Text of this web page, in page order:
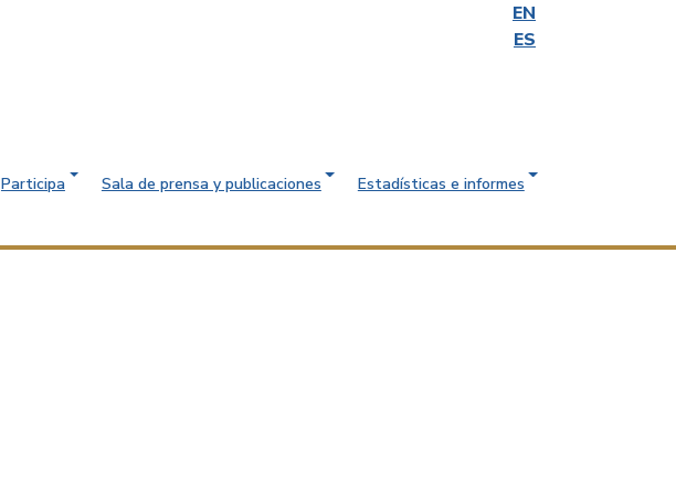
EN
ES
Participa Sala de prensa y publicaciones
Estadísticas e informes